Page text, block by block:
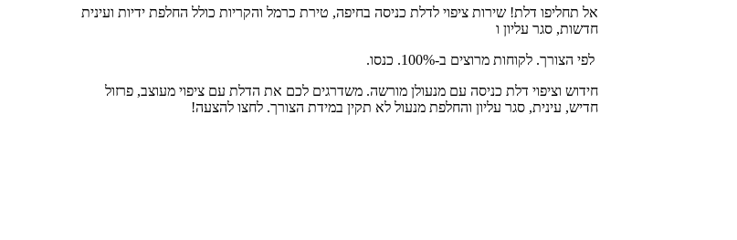
אל תחליפו דלת! שירות ציפוי לדלת כניסה בחיפה, טירת כרמל והקריות כולל החלפת ידיות ועינית
חדשות, סגר עליון ו
לפי הצורך. לקוחות מרוצים ב-100%. כנסו.
חידוש וציפוי דלת כניסה עם מנעולן מורשה. משדרגים לכם את הדלת עם ציפוי מעוצב, פרזול
חדיש, עינית, סגר עליון והחלפת מנעול לא תקין במידת הצורך. לחצו להצעה!